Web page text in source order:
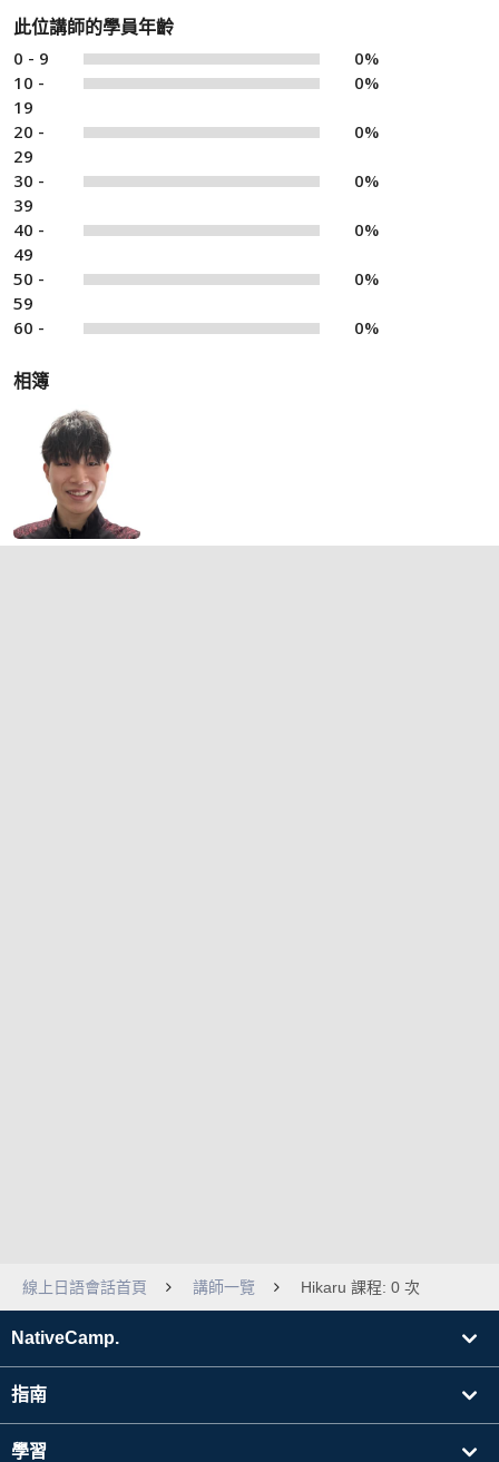
此位講師的學員年齡
0 - 9
0%
10 -
19
0%
20 -
29
0%
30 -
39
0%
40 -
49
0%
50 -
59
0%
60 - 0%
相簿
線上日語會話首頁 講師一覽 Hikaru 課程: 0 次
NativeCamp.
指南
學習